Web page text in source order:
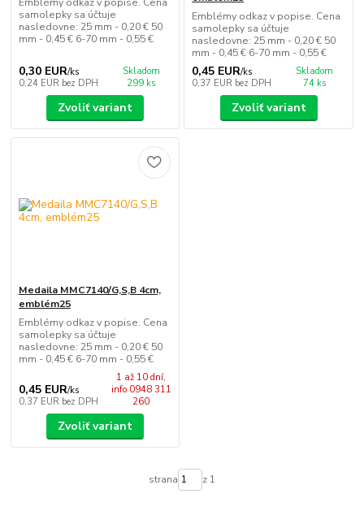
Emblémy odkaz v popise. Cena
samolepky sa účtuje
nasledovne: 25 mm - 0,20 € 50
mm - 0,45 € 6-70 mm - 0,55 €
0,30 EUR/ks
0,24 EUR bez DPH
Skladom
299 ks
Zvoliť variant
Emblémy odkaz v popise. Cena
samolepky sa účtuje
nasledovne: 25 mm - 0,20 € 50
mm - 0,45 € 6-70 mm - 0,55 €
0,45 EUR/ks
0,37 EUR bez DPH
Skladom
74 ks
Zvoliť variant
Medaila MMC7140/G,S,B 4cm,
emblém25
Emblémy odkaz v popise. Cena
samolepky sa účtuje
nasledovne: 25 mm - 0,20 € 50
mm - 0,45 € 6-70 mm - 0,55 €
0,45 EUR/ks
0,37 EUR bez DPH
1 až 10 dní,
info 0948 311
260
Zvoliť variant
strana z 1